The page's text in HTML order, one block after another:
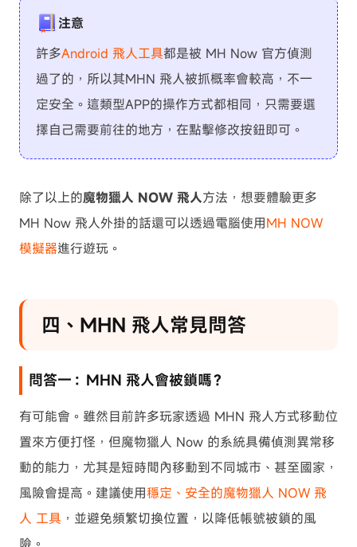
注意
許多Android 飛人工具都是被 MH Now 官方偵測
過了的，所以其MHN 飛人被抓概率會較高，不一
定安全。這類型APP的操作方式都相同，只需要選
擇自己需要前往的地方，在點擊修改按鈕即可。
除了以上的魔物獵人 NOW 飛人方法，想要體驗更多
MH Now 飛人外掛的話還可以透過電腦使用MH NOW
模擬器進行遊玩。
四、MHN 飛人常見問答
問答一：MHN 飛人會被鎖嗎？
有可能會。雖然目前許多玩家透過 MHN 飛人方式移動位
置來方便打怪，但魔物獵人 Now 的系統具備偵測異常移
動的能力，尤其是短時間內移動到不同城市、甚至國家，
風險會提高。建議使用穩定、安全的魔物獵人 NOW 飛
人 工具 ，並避免頻繁切換位置，以降低帳號被鎖的風